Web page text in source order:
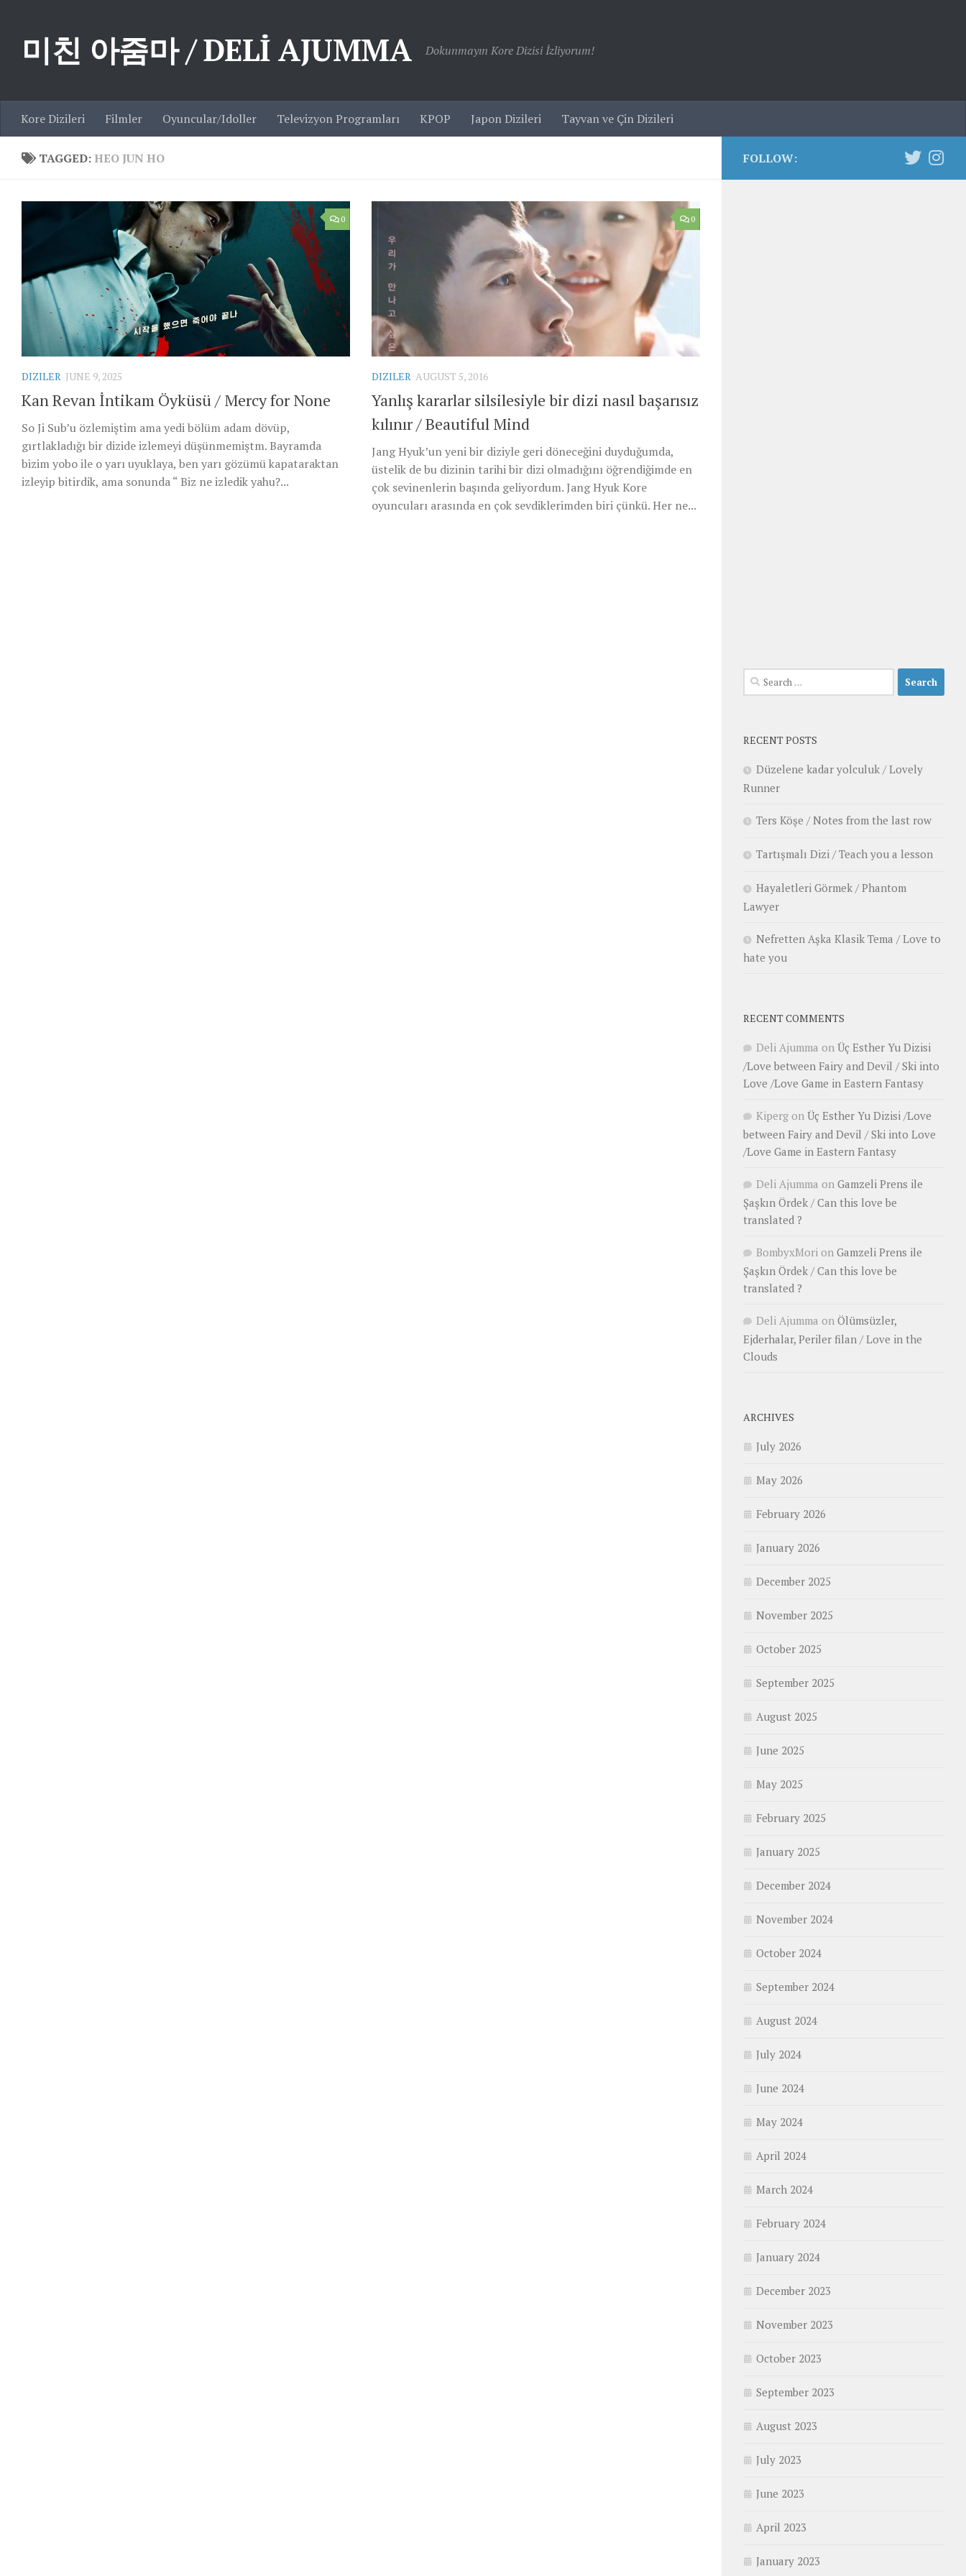
미친 아줌마 / DELİ AJUMMA Dokunmayın Kore Dizisi İzliyorum!
Kore Dizileri Filmler Oyuncular/Idoller Televizyon Programları KPOP Japon Dizileri Tayvan ve Çin Dizileri
TAGGED: HEO JUN HO
0
DIZILER JUNE 9, 2025
Kan Revan İntikam Öyküsü / Mercy for None
So Ji Sub’u özlemiştim ama yedi bölüm adam dövüp,
gırtlakladığı bir dizide izlemeyi düşünmemiştm. Bayramda
bizim yobo ile o yarı uyuklaya, ben yarı gözümü kapataraktan
izleyip bitirdik, ama sonunda “ Biz ne izledik yahu?...
0
DIZILER AUGUST 5, 2016
Yanlış kararlar silsilesiyle bir dizi nasıl başarısız
kılınır / Beautiful Mind
Jang Hyuk’un yeni bir diziyle geri döneceğini duyduğumda,
üstelik de bu dizinin tarihi bir dizi olmadığını öğrendiğimde en
çok sevinenlerin başında geliyordum. Jang Hyuk Kore
oyuncuları arasında en çok sevdiklerimden biri çünkü. Her ne...
FOLLOW:
Search
for:
RECENT POSTS
Düzelene kadar yolculuk / Lovely
Runner
Ters Köşe / Notes from the last row
Tartışmalı Dizi / Teach you a lesson
Hayaletleri Görmek / Phantom
Lawyer
Nefretten Aşka Klasik Tema / Love to
hate you
RECENT COMMENTS
Deli Ajumma on Üç Esther Yu Dizisi
/Love between Fairy and Devil / Ski into
Love /Love Game in Eastern Fantasy
Kiperg on Üç Esther Yu Dizisi /Love
between Fairy and Devil / Ski into Love
/Love Game in Eastern Fantasy
Deli Ajumma on Gamzeli Prens ile
Şaşkın Ördek / Can this love be
translated ?
BombyxMori on Gamzeli Prens ile
Şaşkın Ördek / Can this love be
translated ?
Deli Ajumma on Ölümsüzler,
Ejderhalar, Periler filan / Love in the
Clouds
ARCHIVES
July 2026
May 2026
February 2026
January 2026
December 2025
November 2025
October 2025
September 2025
August 2025
June 2025
May 2025
February 2025
January 2025
December 2024
November 2024
October 2024
September 2024
August 2024
July 2024
June 2024
May 2024
April 2024
March 2024
February 2024
January 2024
December 2023
November 2023
October 2023
September 2023
August 2023
July 2023
June 2023
April 2023
January 2023